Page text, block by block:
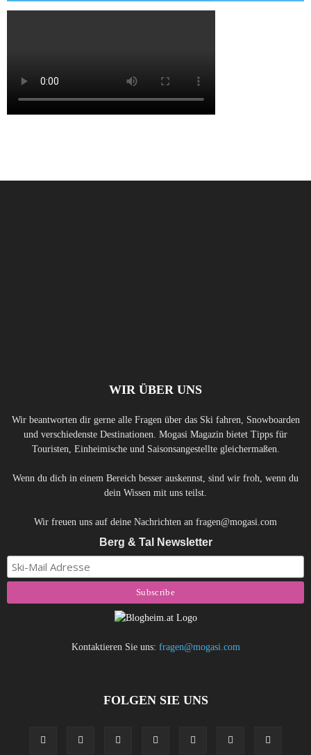
WIR ÜBER UNS
Wir beantworten dir gerne alle Fragen über das Ski fahren, Snowboarden
und verschiedenste Destinationen. Mogasi Magazin bietet Tipps für
Touristen, Einheimische und Saisonsangestellte gleichermaßen.
Wenn du dich in einem Bereich besser auskennst, sind wir froh, wenn du
dein Wissen mit uns teilst.
Wir freuen uns auf deine Nachrichten an fragen@mogasi.com
Berg & Tal Newsletter
Kontaktieren Sie uns: fragen@mogasi.com
FOLGEN SIE UNS